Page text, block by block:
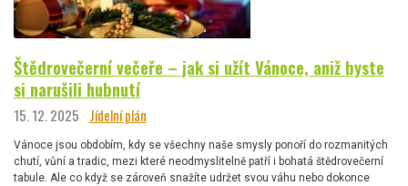
Štědrovečerní večeře – jak si užít Vánoce, aniž byste
si narušili hubnutí
15. 12. 2025 Jídelní plán
Vánoce jsou obdobím, kdy se všechny naše smysly ponoří do rozmanitých
chutí, vůní a tradic, mezi které neodmyslitelně patří i bohatá štědrovečerní
tabule. Ale co když se zároveň snažíte udržet svou váhu nebo dokonce